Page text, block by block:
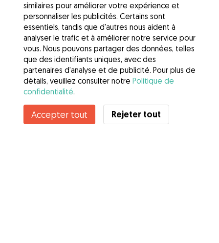
similaires pour améliorer votre expérience et
personnaliser les publicités. Certains sont
essentiels, tandis que d'autres nous aident à
analyser le trafic et à améliorer notre service pour
vous. Nous pouvons partager des données, telles
que des identifiants uniques, avec des
partenaires d'analyse et de publicité. Pour plus de
détails, veuillez consulter notre Politique de
confidentialité.
Accepter tout Rejeter tout